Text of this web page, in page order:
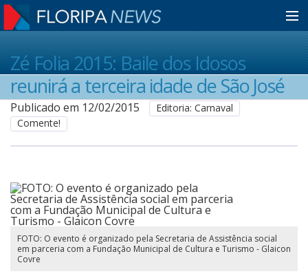
Home
Notícias
Colunistas
Classificados
Guia de Serviços
Zé Folia 2015: Baile dos Idosos
reunirá a terceira idade de São José
Publicado em 12/02/2015
Editoria: Carnaval
Comente!
FOTO: O evento é organizado pela Secretaria de Assistência social
em parceria com a Fundação Municipal de Cultura e Turismo - Glaicon
Covre